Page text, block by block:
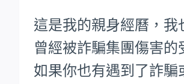
這是我的親身經曆，我
曾經被詐騙集團傷害的
如果你也有遇到了詐騙